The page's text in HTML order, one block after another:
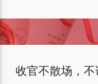
收官不散场，不